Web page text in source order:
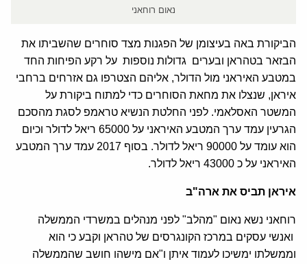
נאום רוחאני
הביקורת באה בעיצומן של הפגנות מצד סוחרים שהשביתו את
הבזאר בטהראן ובערים גדולות נוספות על רקע הפיחות החד
במטבע האיראני מול הדולר, אליהם הצטרפו גם אזרחים ברחבי
איראן, שנצלו את מחאת הסוחרים כדי למתוח ביקורת על
המשטר האסלאמי. לפני החלטת הנשיא טראמפ לסגת מהסכם
הגרעין עמד ערך המטבע האיראני על 65000 ריאל לדולר וכיום
הוא עומד על 90000 ריאל לדולר. בסוף 2017 עמד ערך המטבע
האיראני על כ 43000 ריאל לדולר.
איראן תביס את ארה"ב
רוחאני נשא נאום "מהלב" לפני מנהלים במשרדי הממשלה
ואנשי עסקים במרכז הקונגרסים של טהראן וקבע כי הוא
וממשלתו ימשיכו לעמוד איתן ו"אם מישהו חושב שהממשלה